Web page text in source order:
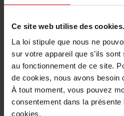
Ce site web utilise des cookies.
La loi stipule que nous ne
sur votre appareil que s’ils
au fonctionnement de ce site.
de cookies, nous avons besoin
À tout moment, vous pouvez
consentement dans la présente
cookies.
Description
Caractéristiques